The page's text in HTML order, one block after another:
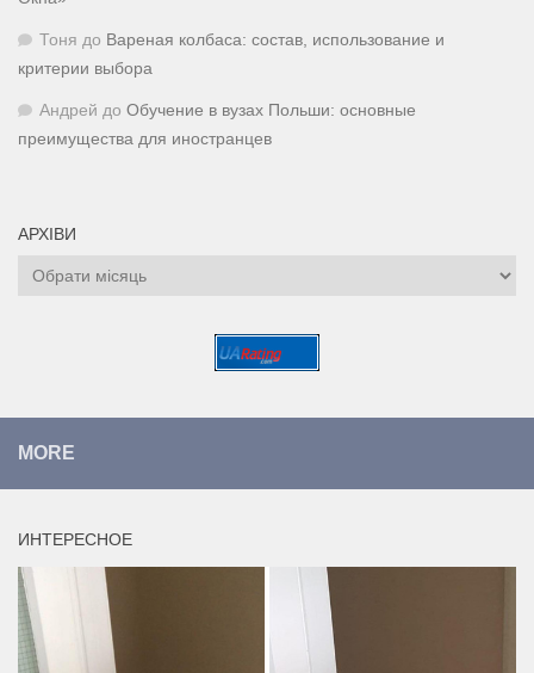
Тоня до Вареная колбаса: состав, использование и
критерии выбора
Андрей до Обучение в вузах Польши: основные
преимущества для иностранцев
АРХІВИ
Архіви
MORE
ИНТЕРЕСНОЕ